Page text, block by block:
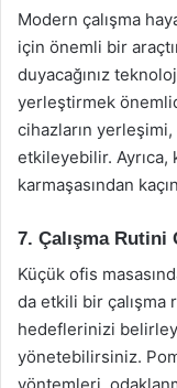
Modern çalışma
için önemli bir
duyacağınız
yerleştirmek
cihazların yerleşimi,
etkileyebilir.
karmaşasından
7. Çalışma Rutini
Küçük ofis
da etkili bir çalışma
hedeflerinizi
yönetebilirsiniz.